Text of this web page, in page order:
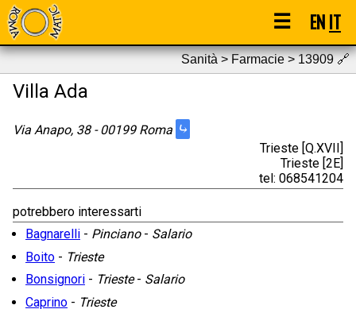
☰ ENIT
Sanità > Farmacie > 13909🔗
Villa Ada
Via Anapo, 38 - 00199 Roma ⤷
Trieste [Q.XVII]
Trieste [2E]
tel: 068541204
potrebbero interessarti
Bagnarelli - Pinciano- Salario
Boito - Trieste
Bonsignori - Trieste- Salario
Caprino - Trieste